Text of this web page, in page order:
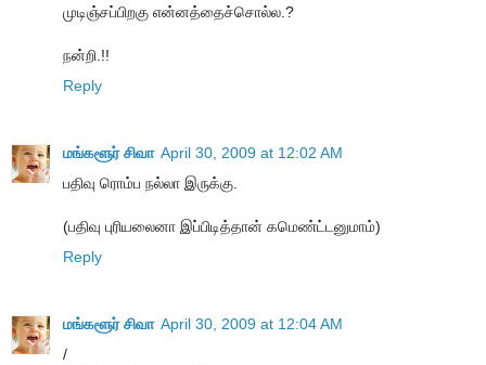
முடிஞ்சப்பிறகு என்னத்தைச்சொல்ல.?
நன்றி.!!
Reply
மங்களூர் சிவா April 30, 2009 at 12:02 AM
பதிவு ரொம்ப நல்லா இருக்கு.
(பதிவு புரியலைனா இப்பிடித்தான் கமெண்ட்டனுமாம்)
Reply
மங்களூர் சிவா April 30, 2009 at 12:04 AM
/